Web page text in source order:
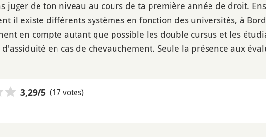
juger de ton niveau au cours de ta première année de droit.
il existe différents systèmes en fonction des universités, à
en compte autant que possible les double cursus et les
en cas de chevauchement. Seule la présence aux
3,29/5 (17 votes)